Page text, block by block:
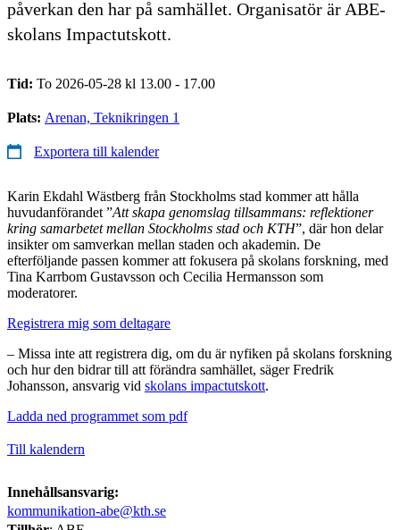
påverkan den har på samhället. Organisatör är ABE-
skolans Impactutskott.
Tid: To 2026-05-28 kl 13.00 - 17.00
Plats: Arenan, Teknikringen 1
Exportera till kalender
Karin Ekdahl Wästberg från Stockholms stad kommer att hålla
huvudanförandet ”Att skapa genomslag tillsammans: reflektioner
kring samarbetet mellan Stockholms stad och KTH”, där hon delar
insikter om samverkan mellan staden och akademin. De
efterföljande passen kommer att fokusera på skolans forskning, med
Tina Karrbom Gustavsson och Cecilia Hermansson som
moderatorer.
Registrera mig som deltagare
– Missa inte att registrera dig, om du är nyfiken på skolans forskning
och hur den bidrar till att förändra samhället, säger Fredrik
Johansson, ansvarig vid skolans impactutskott.
Ladda ned programmet som pdf
Till kalendern
Innehållsansvarig:
kommunikation-abe@kth.se